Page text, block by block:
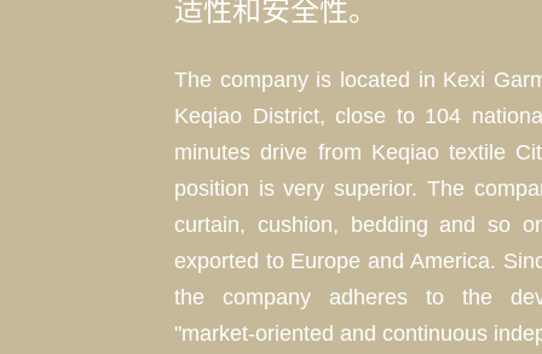
适性和安全性。
The company is located in Kexi
Keqiao District, close to 104
minutes drive from Keqiao textile
position is very superior. The
curtain, cushion, bedding and so
exported to Europe and America.
the company adheres to the
"market-oriented and continuous